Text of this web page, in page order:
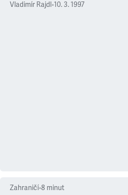
Vladimír Rajdl •10. 3. 1997
Zahraničí•8 minut